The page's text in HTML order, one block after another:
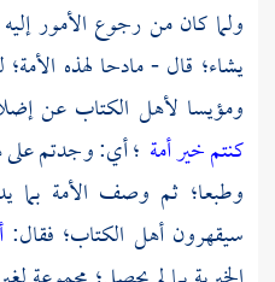
ولما كان من رجوع الأمور
يشاء؛ قال - مادحا لهذه
ومؤيسا لأهل الكتاب عن
كنتم خير أمة ؛ أي: وجدتم على
وطبعا؛ ثم وصف الأمة بما
سيقهرون أهل الكتاب؛ فقال: